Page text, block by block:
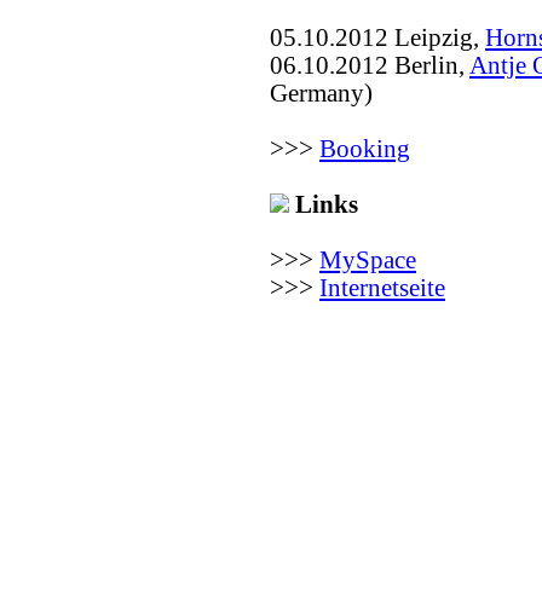
05.10.2012 Leipzig,
06.10.2012 Berlin, Antje
Germany)
>>> Booking
Links
>>> MySpace
>>> Internetseite